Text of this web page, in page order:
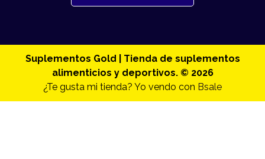
Suplementos Gold | Tienda de suplementos
alimenticios y deportivos. © 2026
¿Te gusta mi tienda? Yo vendo con Bsale